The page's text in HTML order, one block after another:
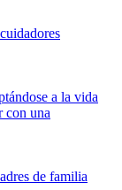
a la vida
con una
de familia